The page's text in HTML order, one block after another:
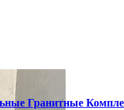
Гранитные